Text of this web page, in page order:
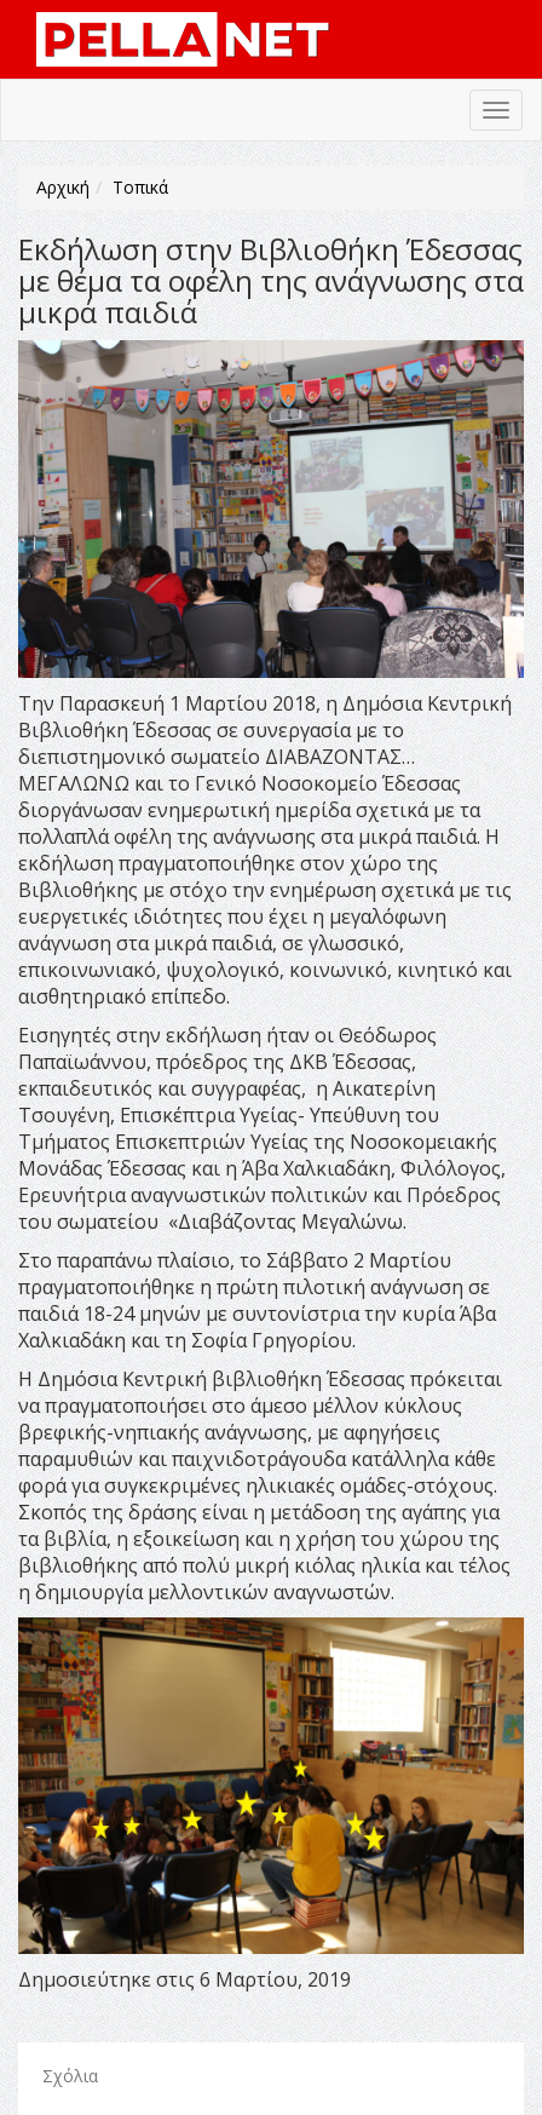
Αρχική Τοπικά
Εκδήλωση στην Βιβλιοθήκη Έδεσσας
με θέμα τα οφέλη της ανάγνωσης στα
μικρά παιδιά
Την Παρασκευή 1 Μαρτίου 2018, η Δημόσια Κεντρική
Βιβλιοθήκη Έδεσσας σε συνεργασία με το
διεπιστημονικό σωματείο ΔΙΑΒΑΖΟΝΤΑΣ…
ΜΕΓΑΛΩΝΩ και το Γενικό Νοσοκομείο Έδεσσας
διοργάνωσαν ενημερωτική ημερίδα σχετικά με τα
πολλαπλά οφέλη της ανάγνωσης στα μικρά παιδιά. Η
εκδήλωση πραγματοποιήθηκε στον χώρο της
Βιβλιοθήκης με στόχο την ενημέρωση σχετικά με τις
ευεργετικές ιδιότητες που έχει η μεγαλόφωνη
ανάγνωση στα μικρά παιδιά, σε γλωσσικό,
επικοινωνιακό, ψυχολογικό, κοινωνικό, κινητικό και
αισθητηριακό επίπεδο.
Εισηγητές στην εκδήλωση ήταν οι Θεόδωρος
Παπαϊωάννου, πρόεδρος της ΔΚΒ Έδεσσας,
εκπαιδευτικός και συγγραφέας, η Αικατερίνη
Τσουγένη, Επισκέπτρια Υγείας- Υπεύθυνη του
Τμήματος Επισκεπτριών Υγείας της Νοσοκομειακής
Μονάδας Έδεσσας και η Άβα Χαλκιαδάκη, Φιλόλογος,
Ερευνήτρια αναγνωστικών πολιτικών και Πρόεδρος
του σωματείου «Διαβάζοντας Μεγαλώνω.
Στο παραπάνω πλαίσιο, το Σάββατο 2 Μαρτίου
πραγματοποιήθηκε η πρώτη πιλοτική ανάγνωση σε
παιδιά 18-24 μηνών με συντονίστρια την κυρία Άβα
Χαλκιαδάκη και τη Σοφία Γρηγορίου.
Η Δημόσια Κεντρική βιβλιοθήκη Έδεσσας πρόκειται
να πραγματοποιήσει στο άμεσο μέλλον κύκλους
βρεφικής-νηπιακής ανάγνωσης, με αφηγήσεις
παραμυθιών και παιχνιδοτράγουδα κατάλληλα κάθε
φορά για συγκεκριμένες ηλικιακές ομάδες-στόχους.
Σκοπός της δράσης είναι η μετάδοση της αγάπης για
τα βιβλία, η εξοικείωση και η χρήση του χώρου της
βιβλιοθήκης από πολύ μικρή κιόλας ηλικία και τέλος
η δημιουργία μελλοντικών αναγνωστών.
Δημοσιεύτηκε στις 6 Μαρτίου, 2019
Σχόλια